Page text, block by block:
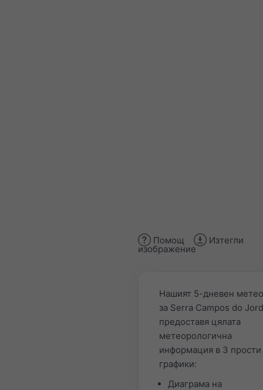
Помощ Изтегли
изображение
Нашият 5-дневен
за Serra Campos do
предоставя цялата
метеорологична
информация в 3 прости
графики:
Диаграма на